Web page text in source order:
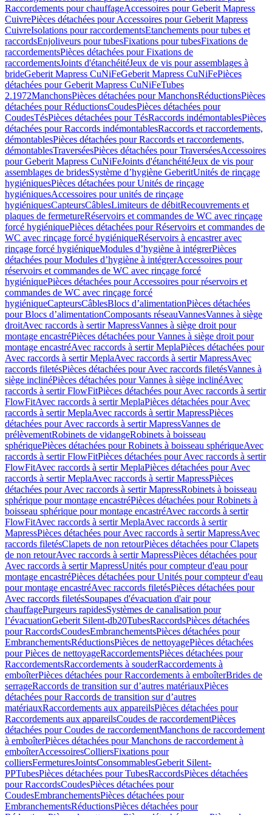
Raccordements pour chauffageAccessoires pour Geberit Mapress
CuivrePièces détachées pour Accessoires pour Geberit Mapress
CuivreIsolations pour raccordementsEtanchements pour tubes et
raccordsEnjoliveurs pour tubesFixations pour tubesFixations de
raccordementsPièces détachées pour Fixations de
raccordementsJoints d'étanchéitéJeux de vis pour assemblages à
brideGeberit Mapress CuNiFeGeberit Mapress CuNiFePièces
détachées pour Geberit Mapress CuNiFeTubes
2.1972ManchonsPièces détachées pour ManchonsRéductionsPièces
détachées pour RéductionsCoudesPièces détachées pour
CoudesTésPièces détachées pour TésRaccords indémontablesPièces
détachées pour Raccords indémontablesRaccords et raccordements,
démontablesPièces détachées pour Raccords et raccordements,
démontablesTraverséesPièces détachées pour TraverséesAccessoires
pour Geberit Mapress CuNiFeJoints d'étanchéitéJeux de vis pour
assemblages de bridesSystème d’hygiène GeberitUnités de rinçage
hygiéniquesPièces détachées pour Unités de rinçage
hygiéniquesAccessoires pour unités de rinçage
hygiéniquesCapteursCâblesLimiteurs de débitRecouvrements et
plaques de fermetureRéservoirs et commandes de WC avec rinçage
forcé hygiéniquePièces détachées pour Réservoirs et commandes de
WC avec rinçage forcé hygiéniqueRéservoirs à encastrer avec
rinçage forcé hygiéniqueModules d’hygiène à intégrerPièces
détachées pour Modules d’hygiène à intégrerAccessoires pour
réservoirs et commandes de WC avec rinçage forcé
hygiéniquePièces détachées pour Accessoires pour réservoirs et
commandes de WC avec rinçage forcé
hygiéniqueCapteursCâblesBlocs d’alimentationPièces détachées
pour Blocs d’alimentationComposants réseauVannesVannes à siège
droitAvec raccords à sertir MapressVannes à siège droit pour
montage encastréPièces détachées pour Vannes à siège droit pour
montage encastréAvec raccords à sertir MeplaPièces détachées pour
Avec raccords à sertir MeplaAvec raccords à sertir MapressAvec
raccords filetésPièces détachées pour Avec raccords filetésVannes à
siège inclinéPièces détachées pour Vannes à siège inclinéAvec
raccords à sertir FlowFitPièces détachées pour Avec raccords à sertir
FlowFitAvec raccords à sertir MeplaPièces détachées pour Avec
raccords à sertir MeplaAvec raccords à sertir MapressPièces
détachées pour Avec raccords à sertir MapressVannes de
prélèvementRobinets de vidangeRobinets à boisseau
sphériquePièces détachées pour Robinets à boisseau sphériqueAvec
raccords à sertir FlowFitPièces détachées pour Avec raccords à sertir
FlowFitAvec raccords à sertir MeplaPièces détachées pour Avec
raccords à sertir MeplaAvec raccords à sertir MapressPièces
détachées pour Avec raccords à sertir MapressRobinets à boisseau
sphérique pour montage encastréPièces détachées pour Robinets à
boisseau sphérique pour montage encastréAvec raccords à sertir
FlowFitAvec raccords à sertir MeplaAvec raccords à sertir
MapressPièces détachées pour Avec raccords à sertir MapressAvec
raccords filetésClapets de non retourPièces détachées pour Clapets
de non retourAvec raccords à sertir MapressPièces détachées pour
Avec raccords à sertir MapressUnités pour compteur d'eau pour
montage encastréPièces détachées pour Unités pour compteur d'eau
pour montage encastréAvec raccords filetésPièces détachées pour
Avec raccords filetésSoupapes d'évacuation d'air pour
chauffagePurgeurs rapidesSystèmes de canalisation pour
l’évacuationGeberit Silent-db20TubesRaccordsPièces détachées
pour RaccordsCoudesEmbranchementsPièces détachées pour
EmbranchementsRéductionsPièces de nettoyagePièces détachées
pour Pièces de nettoyageRaccordementsPièces détachées pour
RaccordementsRaccordements à souderRaccordements à
emboîterPièces détachées pour Raccordements à emboîterBrides de
serrageRaccords de transition sur d’autres matériauxPièces
détachées pour Raccords de transition sur d’autres
matériauxRaccordements aux appareilsPièces détachées pour
Raccordements aux appareilsCoudes de raccordementPièces
détachées pour Coudes de raccordementManchons de raccordement
à emboîterPièces détachées pour Manchons de raccordement à
emboîterAccessoiresColliersFixations pour
colliersFermeturesJointsConsommablesGeberit Silent-
PPTubesPièces détachées pour TubesRaccordsPièces détachées
pour RaccordsCoudesPièces détachées pour
CoudesEmbranchementsPièces détachées pour
EmbranchementsRéductionsPièces détachées pour